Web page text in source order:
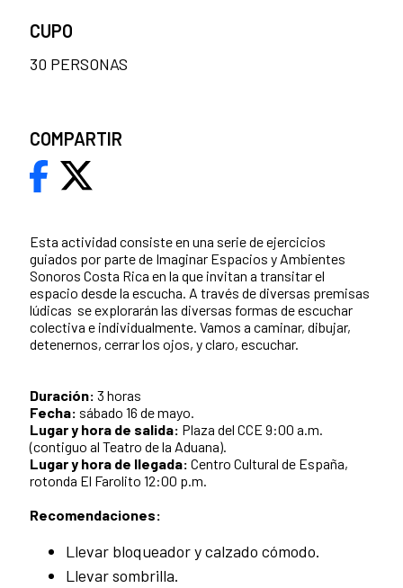
Esta actividad consiste en una serie de ejercicios
guiados por parte de Imaginar Espacios y Ambientes
Sonoros Costa Rica en la que invitan a transitar el
espacio desde la escucha. A través de diversas premisas
lúdicas se explorarán las diversas formas de escuchar
colectiva e individualmente. Vamos a caminar, dibujar,
detenernos, cerrar los ojos, y claro, escuchar.
Duración: 3 horas
Fecha: sábado 16 de mayo.
Lugar y hora de salida: Plaza del CCE 9:00 a.m.
(contiguo al Teatro de la Aduana).
Lugar y hora de llegada: Centro Cultural de España,
rotonda El Farolito 12:00 p.m.
Recomendaciones:
Llevar bloqueador y calzado cómodo.
Llevar sombrilla.
CUPO
30 PERSONAS
COMPARTIR